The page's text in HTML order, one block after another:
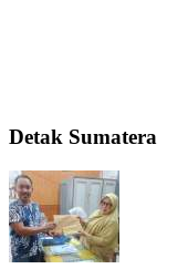
Detak Sumatera